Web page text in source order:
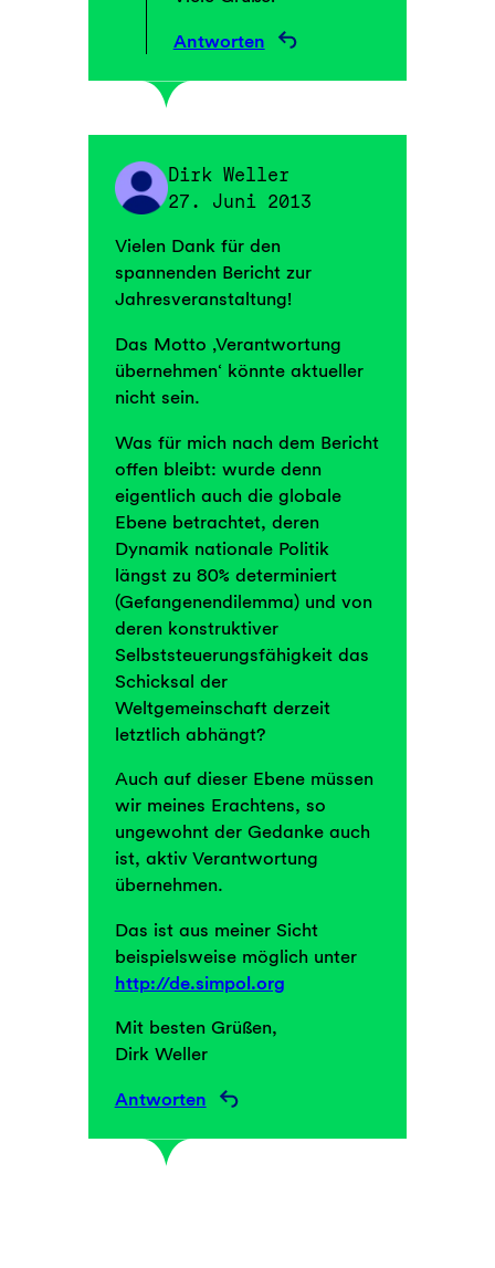
Antworten
Dirk Weller
27. Juni 2013
Vielen Dank für den
spannenden Bericht zur
Jahresveranstaltung!
Das Motto ‚Verantwortung
übernehmen‘ könnte aktueller
nicht sein.
Was für mich nach dem Bericht
offen bleibt: wurde denn
eigentlich auch die globale
Ebene betrachtet, deren
Dynamik nationale Politik
längst zu 80% determiniert
(Gefangenendilemma) und von
deren konstruktiver
Selbststeuerungsfähigkeit das
Schicksal der
Weltgemeinschaft derzeit
letztlich abhängt?
Auch auf dieser Ebene müssen
wir meines Erachtens, so
ungewohnt der Gedanke auch
ist, aktiv Verantwortung
übernehmen.
Das ist aus meiner Sicht
beispielsweise möglich unter
http://de.simpol.org
Mit besten Grüßen,
Dirk Weller
Antworten